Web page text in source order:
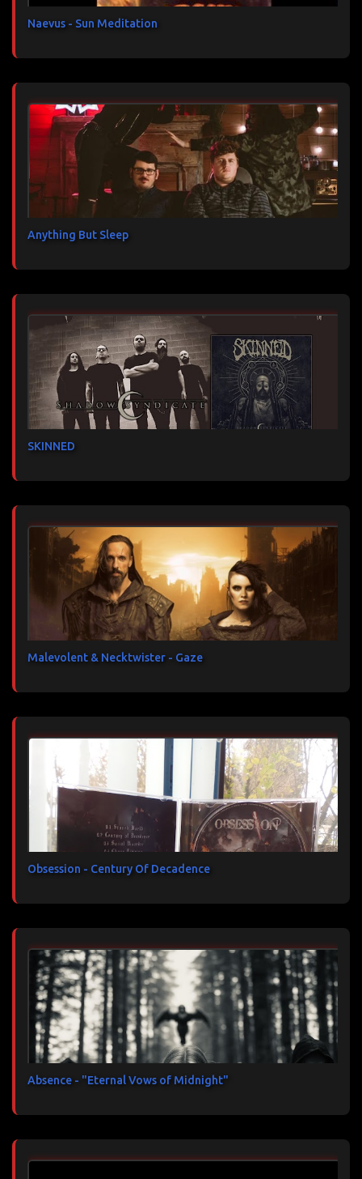
sNaevus - Sun Meditation
Anything But Sleep
SKINNED
Malevolent & Necktwister - Gaze
Obsession - Century Of Decadence
Absence - "Eternal Vows of Midnight"